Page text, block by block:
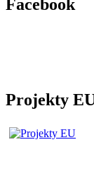
Facebook
Projekty